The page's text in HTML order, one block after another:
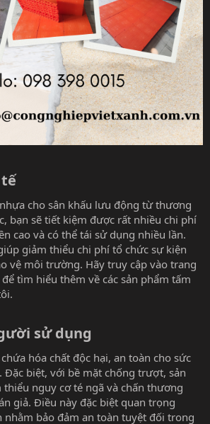
cho sân khấu lưu động từ thương
bạn sẽ tiết kiệm được rất nhiều chi phí
cao và có thể tái sử dụng nhiều lần.
giảm thiểu chi phí tổ chức sự kiện
vệ môi trường. Hãy truy cập vào trang
để tìm hiểu thêm về các sản phẩm tấm
sử dụng​
hóa chất độc hại, an toàn cho sức
Đặc biệt, với bề mặt chống trượt, sản
nguy cơ té ngã và chấn thương
giả. Điều này đặc biệt quan trọng
nhằm bảo đảm an toàn tuyệt đối trong